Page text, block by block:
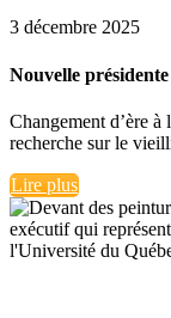
3 décembre 2025
Nouvelle
Changement d’ère
recherche sur le
Lire plus